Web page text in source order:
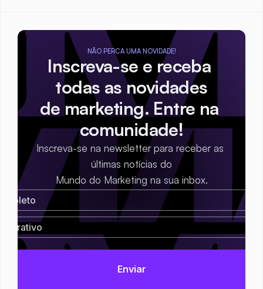
NÃO PERCA UMA NOVIDADE!
Inscreva-se e receba
todas as novidades
de marketing. Entre na
comunidade!
Inscreva-se na newsletter para receber as
últimas notícias do
Mundo do Marketing na sua inbox.